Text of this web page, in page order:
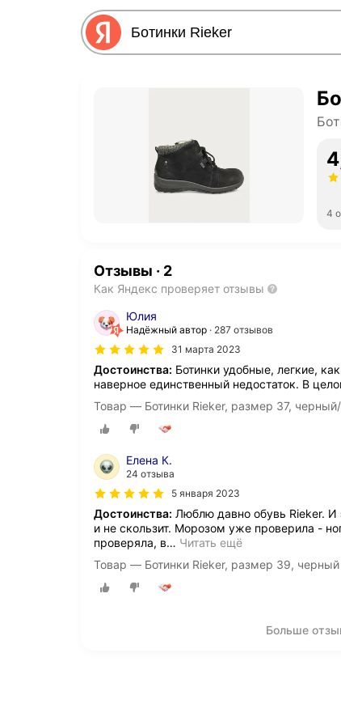
4
Отзывы · 2
Как Яндекс проверяет отзывы
Юлия
Надёжный автор
287 отзывов
31 марта 2023
Достоинства: Ботинки удобные, легкие,
наверное единственный недостаток. В
Товар — Ботинки Rieker, размер 37,
Елена К.
24 отзыва
5 января 2023
Достоинства: Люблю давно обувь Rieker. И
и не скользит. Морозом уже проверила -
проверяла, в… Читать ещё
Товар — Ботинки Rieker, размер 39, черный
Больше